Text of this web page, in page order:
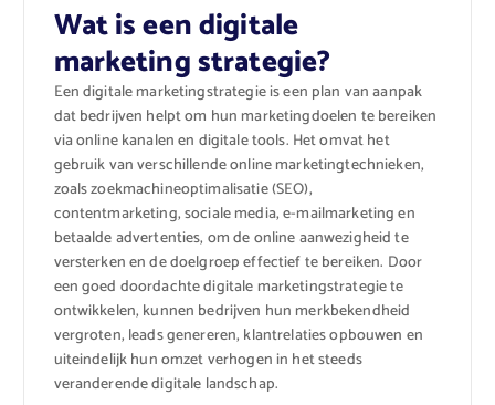
Wat is een digitale
marketing strategie?
Een digitale marketingstrategie is een plan van aanpak
dat bedrijven helpt om hun marketingdoelen te bereiken
via online kanalen en digitale tools. Het omvat het
gebruik van verschillende online marketingtechnieken,
zoals zoekmachineoptimalisatie (SEO),
contentmarketing, sociale media, e-mailmarketing en
betaalde advertenties, om de online aanwezigheid te
versterken en de doelgroep effectief te bereiken. Door
een goed doordachte digitale marketingstrategie te
ontwikkelen, kunnen bedrijven hun merkbekendheid
vergroten, leads genereren, klantrelaties opbouwen en
uiteindelijk hun omzet verhogen in het steeds
veranderende digitale landschap.